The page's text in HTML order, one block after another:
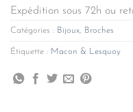
Expédition sous 72h ou
Catégories : Bijoux, Broches
Étiquette : Macon & Lesquoy